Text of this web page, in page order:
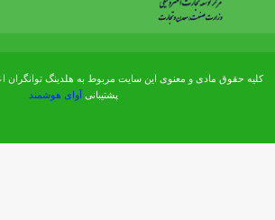
کلیه حقوق مادی و معنوی این سایت مربوط به هلدینگ توانگران
پشتیبانی آوای هوشمند